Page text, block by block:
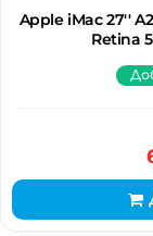
Apple iMac 27''
Retina